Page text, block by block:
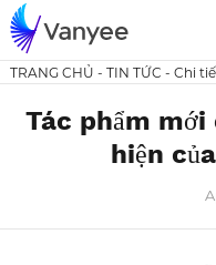
TRANG CHỦ - TIN TỨC - Chi
Tác phẩm mới
hiện